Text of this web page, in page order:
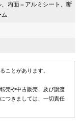
内面＝アルミシート、断
ことがあります。
売や中古販売、及び譲渡
つきましては、一切責任